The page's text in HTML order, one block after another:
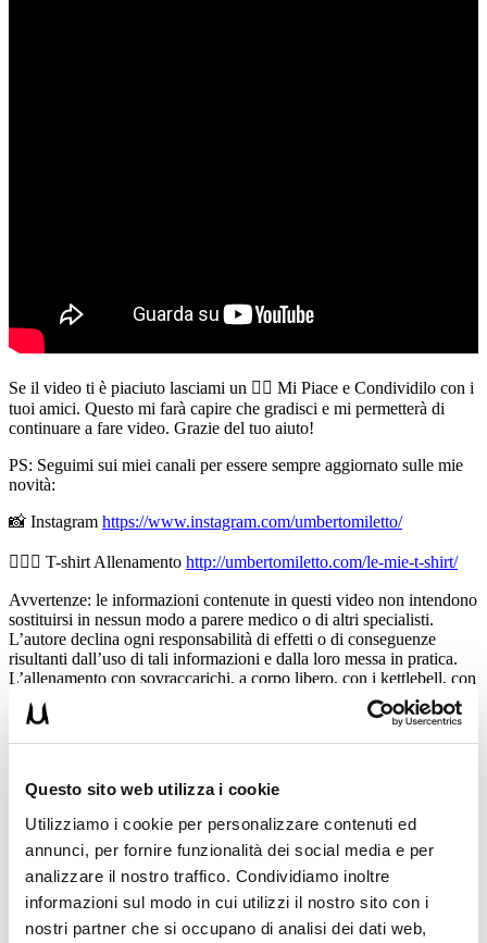
Questo sito web utilizza i cookie
Utilizziamo i cookie per personalizzare contenuti ed
annunci, per fornire funzionalità dei social media e per
analizzare il nostro traffico. Condividiamo inoltre
informazioni sul modo in cui utilizzi il nostro sito con i
nostri partner che si occupano di analisi dei dati web,
Se il video ti è piaciuto lasciami un 👍🏻 Mi Piace e Condividilo con i
tuoi amici. Questo mi farà capire che gradisci e mi permetterà di
continuare a fare video. Grazie del tuo aiuto!
PS: Seguimi sui miei canali per essere sempre aggiornato sulle mie
novità:
📸 Instagram https://www.instagram.com/umbertomiletto/
🏋🏻‍♂️ T-shirt Allenamento http://umbertomiletto.com/le-mie-t-shirt/
Avvertenze: le informazioni contenute in questi video non intendono
sostituirsi in nessun modo a parere medico o di altri specialisti.
L’autore declina ogni responsabilità di effetti o di conseguenze
risultanti dall’uso di tali informazioni e dalla loro messa in pratica.
L’allenamento con sovraccarichi, a corpo libero, con i kettlebell, con
il trx, e con altri attrezzi può causare infortuni si consiglia pertanto di
prestare la massima attenzione e di eseguire esercizi e metodologie
Condividi:
X
Facebook
Fitness